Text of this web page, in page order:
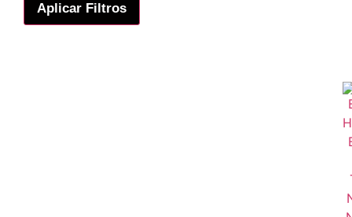
Aplicar Filtros